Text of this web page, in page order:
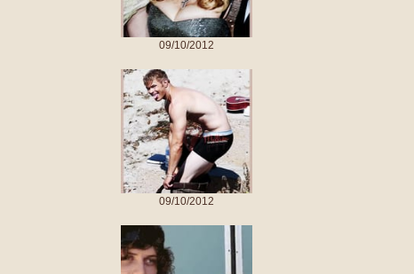
09/10/2012
09/10/2012